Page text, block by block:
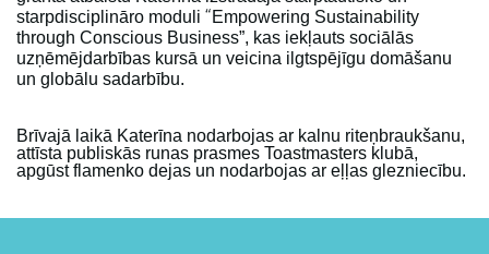
starpdisciplināro moduli “Empowering Sustainability
through Conscious Business”, kas iekļauts sociālās
uzņēmējdarbības kursā un veicina ilgtspējīgu domāšanu
un globālu sadarbību.
Brīvajā laikā Katerīna nodarbojas ar kalnu riteņbraukšanu,
attīsta publiskās runas prasmes Toastmasters klubā,
apgūst flamenko dejas un nodarbojas ar eļļas glezniecību.